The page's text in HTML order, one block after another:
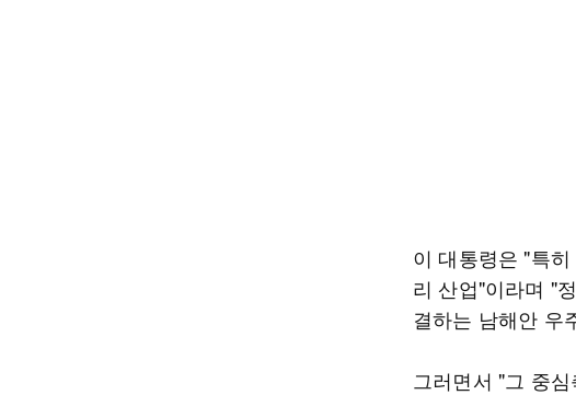
이 대통령은 "특
리 산업"이라며 "
결하는 남해안 우
그러면서 "그 중